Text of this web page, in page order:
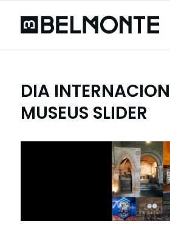
DIA
MUSEUS SLIDER